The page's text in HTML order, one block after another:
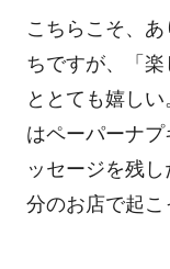
こちらこそ、
ちですが、「
ととても嬉し
はペーパーナ
ッセージを残
分のお店で起こ